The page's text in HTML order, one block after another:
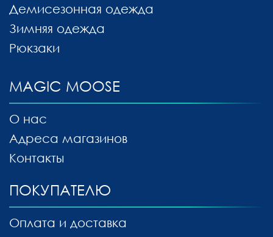
MAGIC MOOSE
О нас
Адреса магазинов
Контакты
Демисезонная одежда
Зимняя одежда
Рюкзаки
ПОКУПАТЕЛЮ
Оплата и доставка